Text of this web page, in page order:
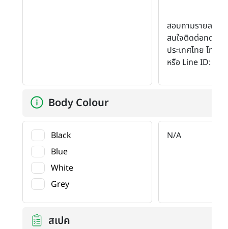
สอบถามรายละเอี
สนใจติดต่อทดลอ
ประเทศไทย โทร
หรือ Line ID:
Body Colour
Black
Blue
White
Grey
N/A
สเปค